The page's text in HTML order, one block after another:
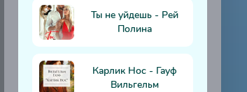
Ты не уйдешь - Рей
Полина
Карлик Нос - Гауф
Вильгельм